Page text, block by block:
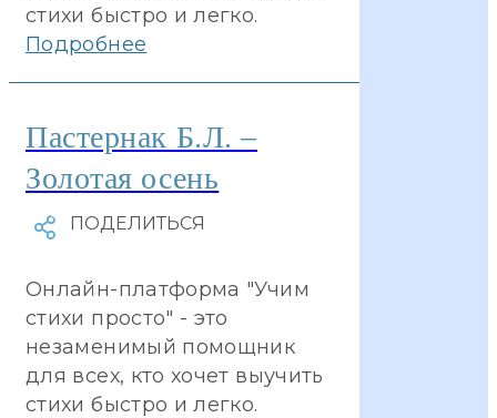
стихи быстро и легко.
Подробнее
Пастернак Б.Л. –
Золотая осень
Онлайн-платформа "Учим
стихи просто" - это
незаменимый помощник
для всех, кто хочет выучить
стихи быстро и легко.